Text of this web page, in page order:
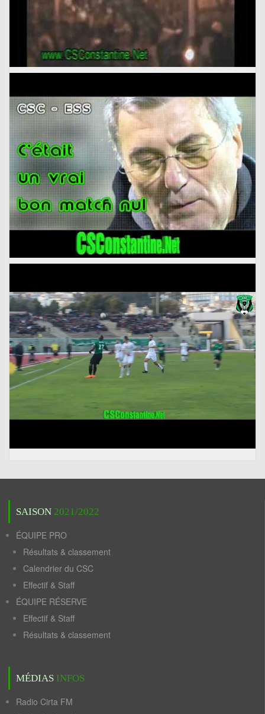
SAISON 2021/2022
ÉQUIPE PRO
Résultats & classement
Calendrier du CSC
Effectif & Staff
ÉQUIPE RÉSERVE
Effectif & Staff
Résultats & classement
MÉDIAS INFOS
Radio Cirta FM